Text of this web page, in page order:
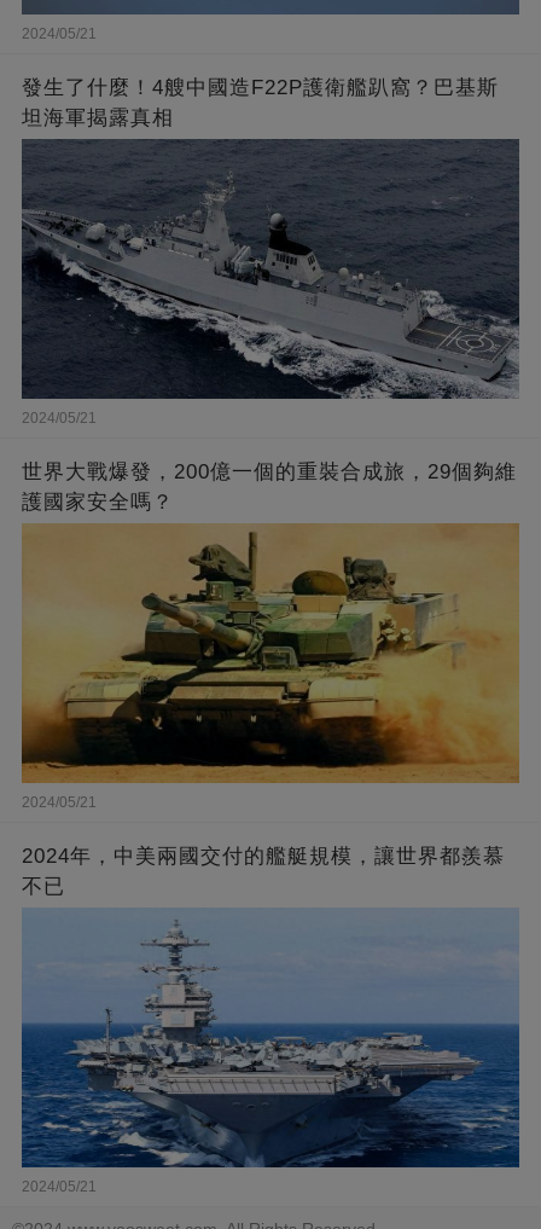
2024/05/21
發生了什麼！4艘中國造F22P護衛艦趴窩？巴基斯
坦海軍揭露真相
2024/05/21
世界大戰爆發，200億一個的重裝合成旅，29個夠維
護國家安全嗎？
2024/05/21
2024年，中美兩國交付的艦艇規模，讓世界都羨慕
不已
2024/05/21